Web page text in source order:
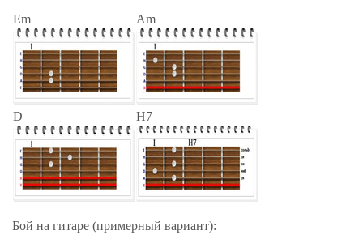
Em Am
D H7
Бой на гитаре (примерный вариант):